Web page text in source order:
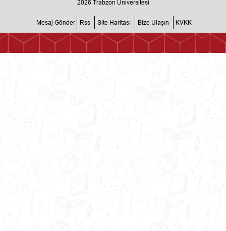
2026 Trabzon Üniversitesi
Mesaj Gönder Rss Site Haritası Bize Ulaşın KVKK